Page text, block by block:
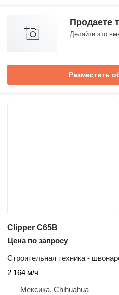
Продаете
Делайте это
Разместить
Clipper C65B
Цена по запросу
Строительная техника -
2 164 м/ч
Мексика, Chihuahua